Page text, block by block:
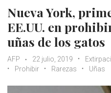
Nueva York,
EE.UU. en
uñas de los gatos
AFP 22 julio, 2019
Prohibir
Rarezas Uñas